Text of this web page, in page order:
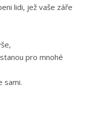
lidi, jež vaše záře
pro mnohé
sami.